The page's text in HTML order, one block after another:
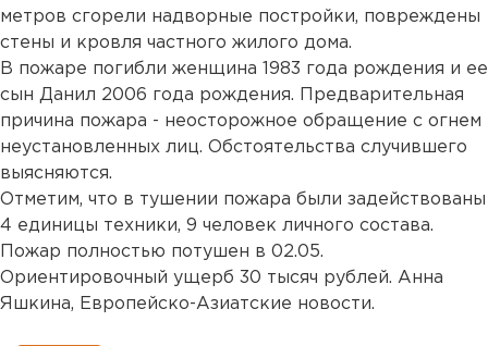
метров сгорели надворные постройки, повреждены
стены и кровля частного жилого дома.
В пожаре погибли женщина 1983 года рождения и ее
сын Данил 2006 года рождения. Предварительная
причина пожара - неосторожное обращение с огнем
неустановленных лиц. Обстоятельства случившего
выясняются.
Отметим, что в тушении пожара были задействованы
4 единицы техники, 9 человек личного состава.
Пожар полностью потушен в 02.05.
Ориентировочный ущерб 30 тысяч рублей. Анна
Яшкина, Европейско-Азиатские новости.